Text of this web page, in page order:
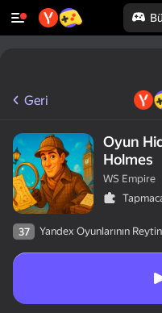
Geri
Oyun
Holmes
WS Empire
37 Yandex Oyunlarının